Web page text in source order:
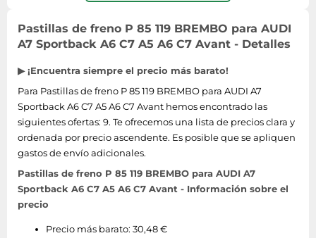
Pastillas de freno P 85 119 BREMBO para AUDI
A7 Sportback A6 C7 A5 A6 C7 Avant - Detalles
▶ ¡Encuentra siempre el precio más barato!
Para Pastillas de freno P 85 119 BREMBO para AUDI A7
Sportback A6 C7 A5 A6 C7 Avant hemos encontrado las
siguientes ofertas: 9. Te ofrecemos una lista de precios clara y
ordenada por precio ascendente. Es posible que se apliquen
gastos de envío adicionales.
Pastillas de freno P 85 119 BREMBO para AUDI A7
Sportback A6 C7 A5 A6 C7 Avant - Información sobre el
precio
Precio más barato: 30,48 €